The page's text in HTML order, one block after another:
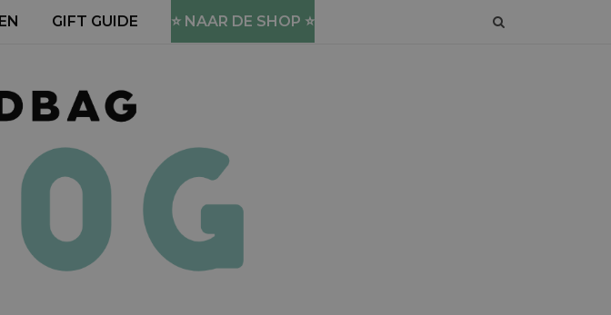
GIFT GUIDE ⭐ NAAR DE SHOP ⭐